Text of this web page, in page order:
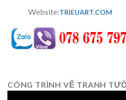
Website:TRIEUART.COM
CÔNG TRÌNH VẼ TRANH